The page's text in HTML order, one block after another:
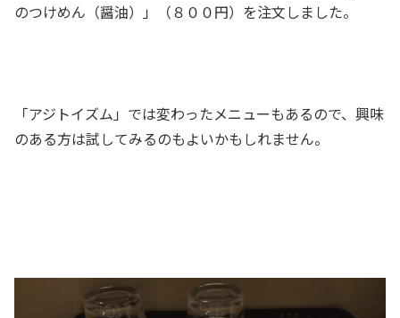
のつけめん（醤油）」（８００円）を注文しました。
「アジトイズム」では変わったメニューもあるので、興味
のある方は試してみるのもよいかもしれません。